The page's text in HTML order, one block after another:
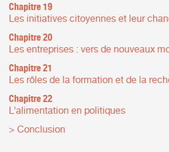
Chapitre 19
Les initiatives citoyennes et leur
Chapitre 20
Les entreprises : vers de nouveaux
Chapitre 21
Les rôles de la formation et de la
Chapitre 22
L’alimentation en politiques
> Conclusion